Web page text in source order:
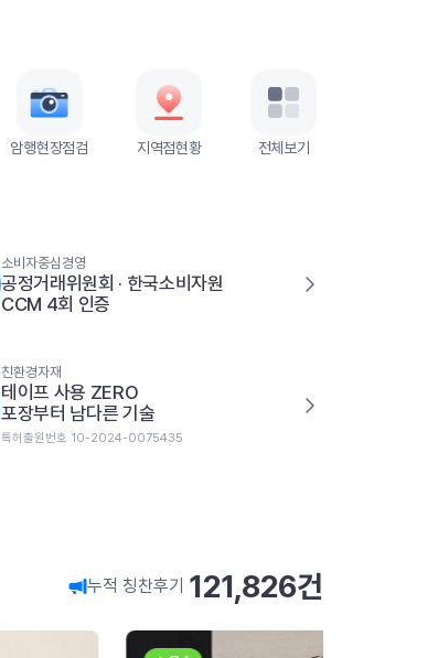
암행현장점검 지역점현황 전체보기
소비자중심경영
공정거래위원회 · 한국소비자원
CCM 4회 인증
친환경자재
테이프 사용 ZERO
포장부터 남다른 기술
특허출원번호 10-2024-0075435
누적 칭찬후기 121,826건